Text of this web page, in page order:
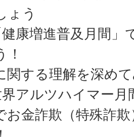
ょう
康増進普及月間」
関する理解を深め
アルツハイマー月
お金詐欺（特殊詐